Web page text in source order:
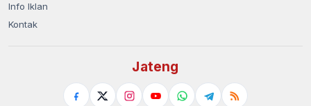
Info Iklan
Kontak
Jateng